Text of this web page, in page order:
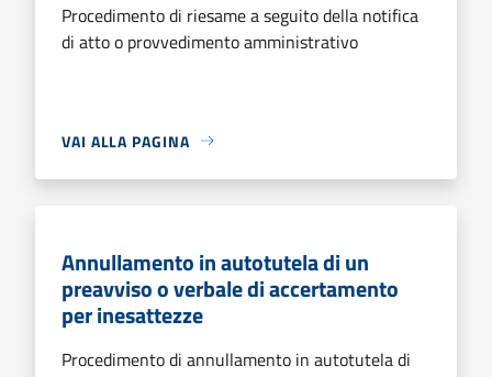
Procedimento di riesame a seguito della notifica
di atto o provvedimento amministrativo
VAI ALLA PAGINA
Annullamento in autotutela di un
preavviso o verbale di accertamento
per inesattezze
Procedimento di annullamento in autotutela di